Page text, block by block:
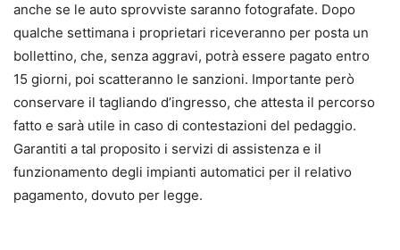
anche se le auto sprovviste saranno fotografate. Dopo
qualche settimana i proprietari riceveranno per posta un
bollettino, che, senza aggravi, potrà essere pagato entro
15 giorni, poi scatteranno le sanzioni. Importante però
conservare il tagliando d’ingresso, che attesta il percorso
fatto e sarà utile in caso di contestazioni del pedaggio.
Garantiti a tal proposito i servizi di assistenza e il
funzionamento degli impianti automatici per il relativo
pagamento, dovuto per legge.